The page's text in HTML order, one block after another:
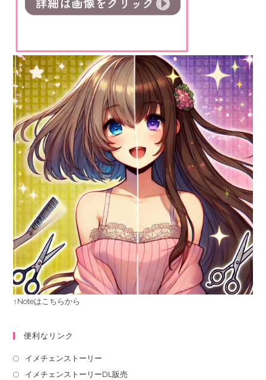
↑Noteはこちらから
便利なリンク
イメチェンストーリー
イメチェンストーリーDL販売